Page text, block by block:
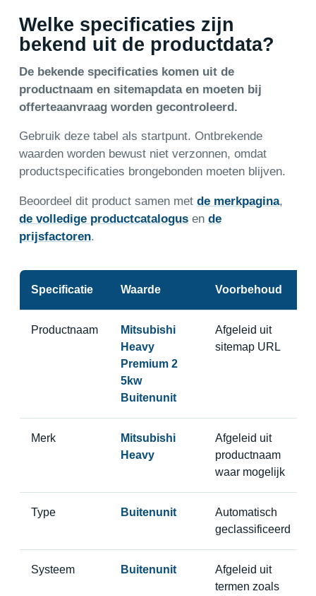
Welke specificaties zijn
bekend uit de productdata?
De bekende specificaties komen uit de
productnaam en sitemapdata en moeten bij
offerteaanvraag worden gecontroleerd.
Gebruik deze tabel als startpunt. Ontbrekende
waarden worden bewust niet verzonnen, omdat
productspecificaties brongebonden moeten blijven.
Beoordeel dit product samen met de merkpagina,
de volledige productcatalogusen de
prijsfactoren.
Specificatie Waarde Voorbehoud
Productnaam
Mitsubishi
Heavy
Premium 2
5kw
Buitenunit
Afgeleid uit
sitemap URL
Merk
Mitsubishi
Heavy
Afgeleid uit
productnaam
waar mogelijk
Type Buitenunit
Automatisch
geclassificeerd
Systeem Buitenunit
Afgeleid uit
termen zoals